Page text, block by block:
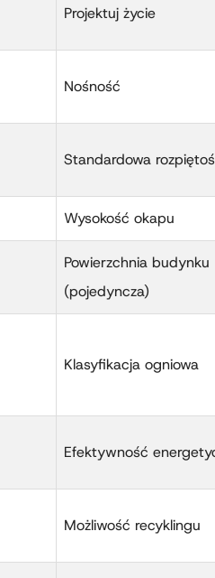
Projektuj życie
Nośność
Standardowa
Wysokość okapu
Powierzchnia budynku
(pojedyncza)
Klasyfikacja ogniowa
Efektywność
Możliwość recyklingu